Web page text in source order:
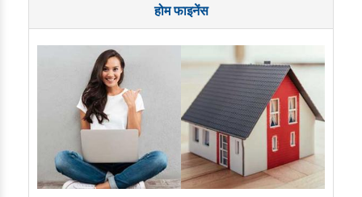
होम फाइनेंस